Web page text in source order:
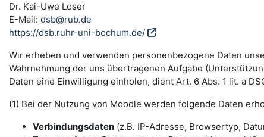
Dr. Kai-Uwe Loser
E-Mail: dsb@rub.de
https://dsb.ruhr-uni-bochum.de/
Wir erheben und verwenden personenbezogene Daten
Wahrnehmung der uns übertragenen Aufgabe
Daten eine Einwilligung einholen, dient Art. 6 Abs. 1 lit. a
(1) Bei der Nutzung von Moodle werden folgende Daten
Verbindungsdaten (z.B. IP-Adresse, Browsertyp,